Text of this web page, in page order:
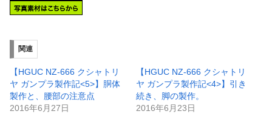
関連
【HGUC NZ-666 クシャトリ
ヤ ガンプラ製作記<5>】胴体
製作と、腰部の注意点
2016年6月27日
【HGUC NZ-666 クシャトリ
ヤ ガンプラ製作記<4>】引き
続き、脚の製作。
2016年6月23日